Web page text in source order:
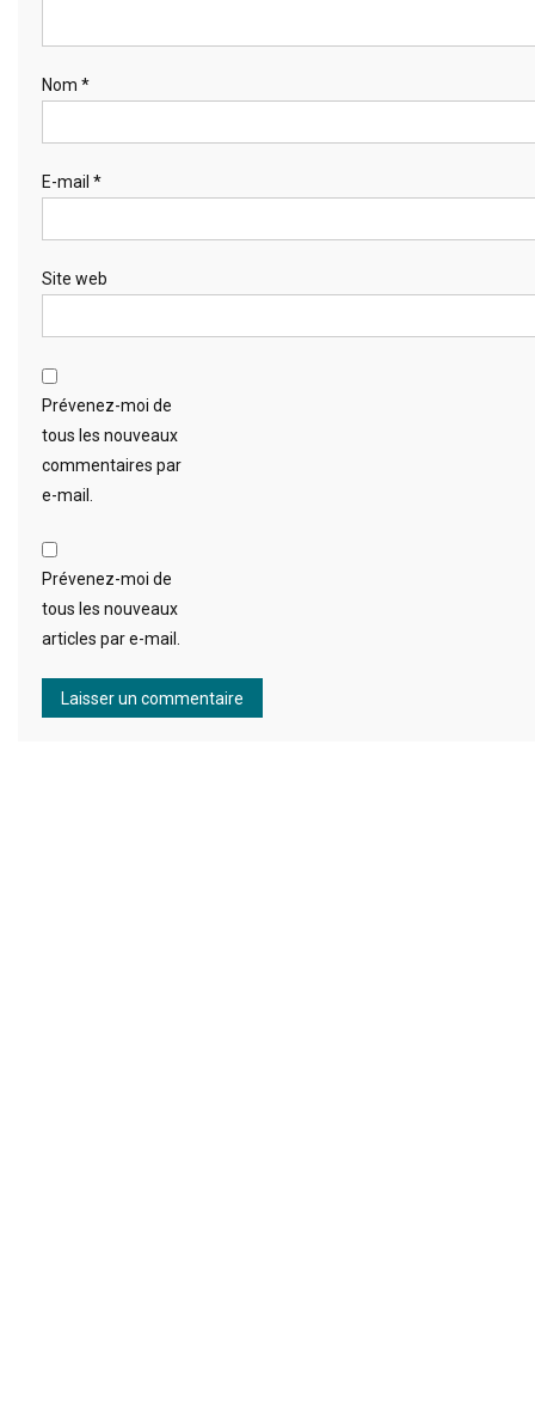
Nom *
E-mail *
Site web
Prévenez-moi de
tous les nouveaux
commentaires par
e-mail.
Prévenez-moi de
tous les nouveaux
articles par e-mail.